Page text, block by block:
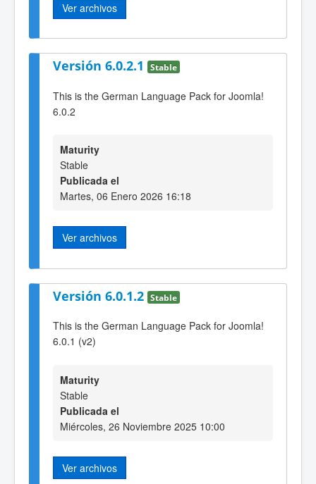
Ver archivos
Versión 6.0.2.1 Stable
This is the German Language Pack for Joomla!
6.0.2
Maturity
Stable
Publicada el
Martes, 06 Enero 2026 16:18
Ver archivos
Versión 6.0.1.2 Stable
This is the German Language Pack for Joomla!
6.0.1 (v2)
Maturity
Stable
Publicada el
Miércoles, 26 Noviembre 2025 10:00
Ver archivos